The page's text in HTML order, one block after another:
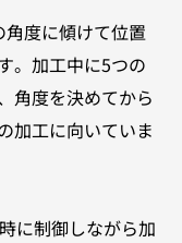
度に傾けて位置
。加工中に5つの
角度を決めてから
加工に向いていま
に制御しながら加